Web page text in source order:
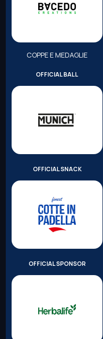
COPPE E MEDAGLIE
OFFICIAL BALL
OFFICIAL SNACK
OFFICIAL SPONSOR